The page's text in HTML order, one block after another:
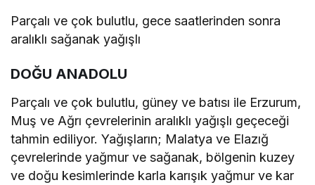
Parçalı ve çok bulutlu, gece saatlerinden sonra
aralıklı sağanak yağışlı
DOĞU ANADOLU
Parçalı ve çok bulutlu, güney ve batısı ile Erzurum,
Muş ve Ağrı çevrelerinin aralıklı yağışlı geçeceği
tahmin ediliyor. Yağışların; Malatya ve Elazığ
çevrelerinde yağmur ve sağanak, bölgenin kuzey
ve doğu kesimlerinde karla karışık yağmur ve kar